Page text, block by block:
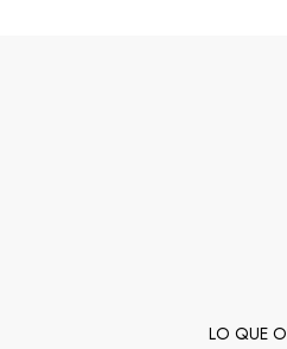
LO QUE